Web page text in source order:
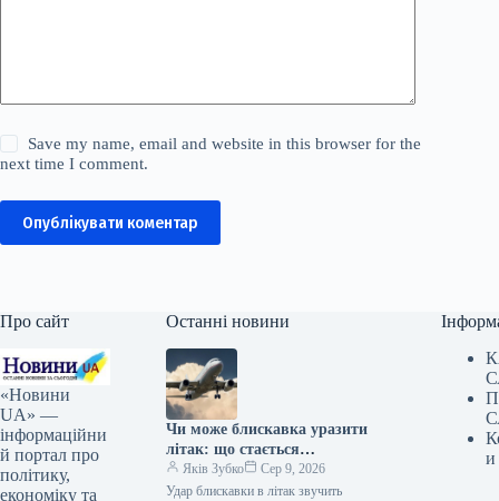
Save my name, email and website in this browser for the
next time I comment.
Опублікувати коментар
Про сайт
«Новини
UA» —
інформаційни
й портал про
політику,
економіку та
Останні новини
Чи може блискавка уразити
літак: що стається
з повітряним судном під час
удару
Яків Зубко
Сер 9, 2026
Удар блискавки в літак звучить
и